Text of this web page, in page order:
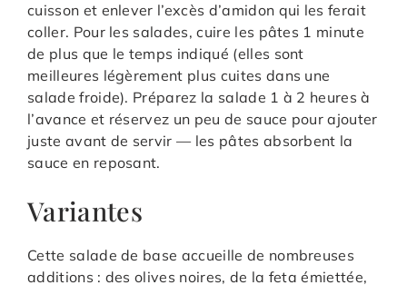
cuisson et enlever l’excès d’amidon qui les ferait
coller. Pour les salades, cuire les pâtes 1 minute
de plus que le temps indiqué (elles sont
meilleures légèrement plus cuites dans une
salade froide). Préparez la salade 1 à 2 heures à
l’avance et réservez un peu de sauce pour ajouter
juste avant de servir — les pâtes absorbent la
sauce en reposant.
Variantes
Cette salade de base accueille de nombreuses
additions : des olives noires, de la feta émiettée,